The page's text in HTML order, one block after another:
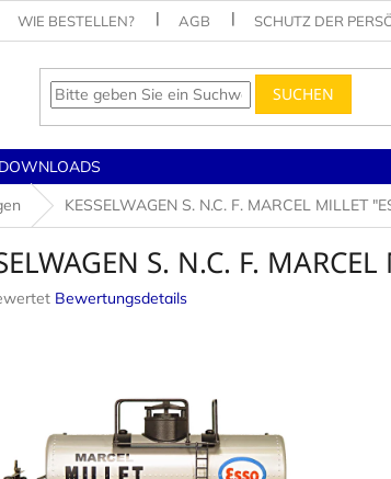
WIE BESTELLEN? AGB SCHUTZ DER
SUCHEN
DOWNLOADS
KESSELWAGEN S. N.C. F. MARCEL MILLET
S. N.C. F.
Bewertungsdetails